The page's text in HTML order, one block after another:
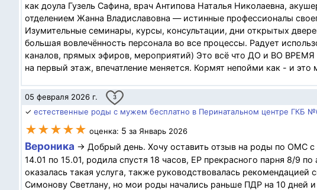
как доула Гузель Сафина, врач Антипова Наталья Николаевна,
отделением Жанна Владиславовна — истинные профессионалы
Изумительные семинары, курсы, консультации, дни открытых
большая вовлечённость персонала во все процессы. Радует
каналов, прямых эфиров, мероприятий) Это всё что ДО и ВО
на первый этаж, впечатление меняется. Кормят непойми как - и это
05 февраля 2026 г. 3
✓ естественные роды с мужем бесплатно в Перинатальном центре ГКБ
★★★★★ оценка: 5 за Январь 2026
Вероника → Добрый день. Хочу оставить отзыв на роды по ОМС
14.01 по 15.01, родила спустя 18 часов, ЕР прекрасного парня 8/9
оказалась такая услуга, также руководствовалась
Симонову Светлану, но мои роды начались раньше ПДР на 10 дней